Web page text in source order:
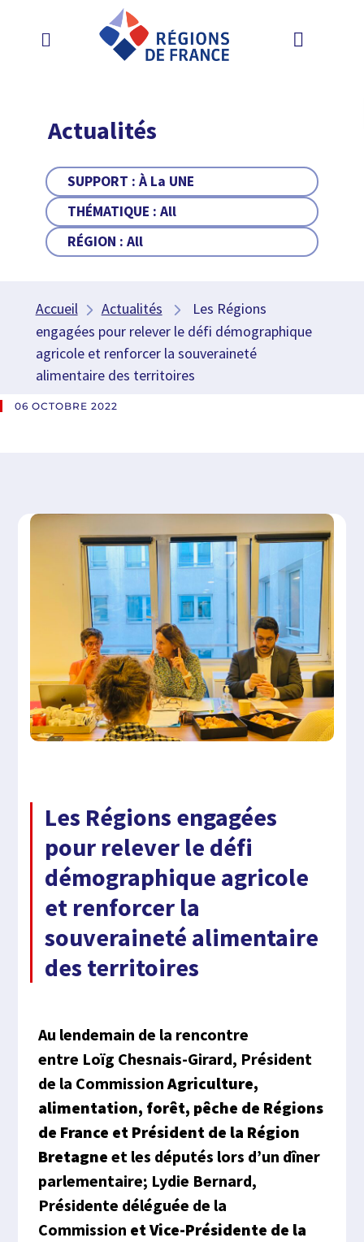
Actualités
SUPPORT :À La UNE
THÉMATIQUE :All
RÉGION :All
Accueil Actualités
Les Régions
engagées pour relever le défi démographique
agricole et renforcer la souveraineté
alimentaire des territoires
06 OCTOBRE 2022
Les Régions engagées
pour relever le défi
démographique agricole
et renforcer la
souveraineté alimentaire
des territoires
Au lendemain de la rencontre
entre Loïg Chesnais-Girard, Président
de la CommissionAgriculture,
alimentation, forêt, pêche de Régions
de France et Président de la Région
Bretagneet les députés lors d’un dîner
parlementaire; Lydie Bernard,
Présidente déléguée de la
Commission et Vice-Présidente de la